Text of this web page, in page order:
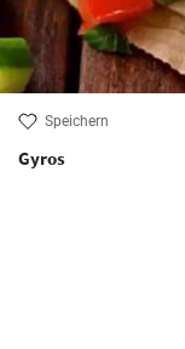
Speichern
Gyros